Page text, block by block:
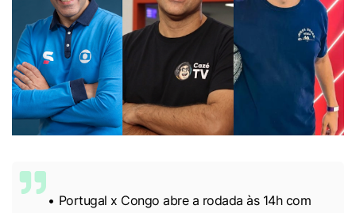
Portugal x Congo abre a rodada às 14h com